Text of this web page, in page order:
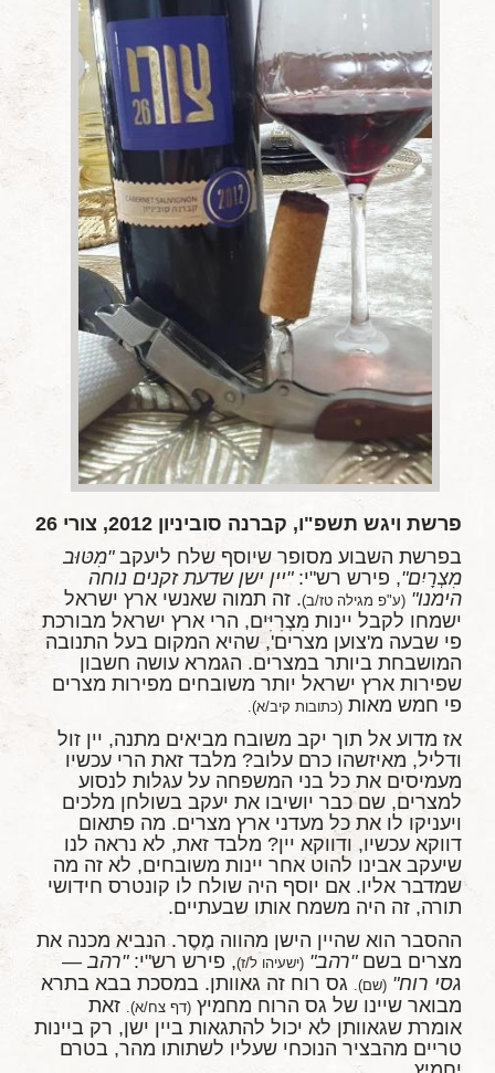
פרשת ויגש תשפ"ו, קברנה סוביניון 2012, צורי 26
בפרשת השבוע מסופר שיוסף שלח ליעקב"מִטּוּב
מִצְרָיִם", פירש רש"י:"יין ישן שדעת זקנים נוחה
הימנו" (ע"פ מגילה טז/ב). זה תמוה שאנשי ארץ ישראל
ישמחו לקבל יינות מִצְרִיִּים, הרי ארץ ישראל מבורכת
פי שבעה מ'צוען מצרים', שהיא המקום בעל התנובה
המושבחת ביותר במצרים. הגמרא עושה חשבון
שפירות ארץ ישראל יותר משובחים מפירות מצרים
פי חמש מאות (כתובות קיב/א).
אז מדוע אל תוך יקב משובח מביאים מתנה, יין זול
ודליל, מאיזשהו כרם עלוב? מלבד זאת הרי עכשיו
מעמיסים את כל בני המשפחה על עגלות לנסוע
למצרים, שם כבר יושיבו את יעקב בשולחן מלכים
ויעניקו לו את כל מעדני ארץ מצרים. מה פתאום
דווקא עכשיו, ודווקא יין? מלבד זאת, לא נראה לנו
שיעקב אבינו להוט אחר יינות משובחים, לא זה מה
שמדבר אליו. אם יוסף היה שולח לו קונטרס חידושי
תורה, זה היה משמח אותו שבעתיים.
ההסבר הוא שהיין הישן מהווה מֶסֶר. הנביא מכנה את
מצרים בשם "רהב" (ישעיהו ל/ז), פירש רש"י:"רהב —
גסי רוח" (שם). גס רוח זה גאוותן. במסכת בבא בתרא
מבואר שיינו של גס הרוח מחמיץ (דף צח/א). זאת
אומרת שגאוותן לא יכול להתגאות ביין ישן, רק ביינות
טריים מהבציר הנוכחי שעליו לשתותו מהר, בטרם